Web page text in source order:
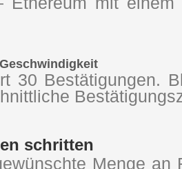
30 Bestätigungen.
schritten
Menge